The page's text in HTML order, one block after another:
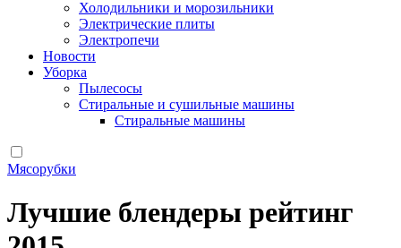
Холодильники и морозильники
Электрические плиты
Электропечи
Новости
Уборка
Пылесосы
Стиральные и сушильные машины
Стиральные машины
Мясорубки
Лучшие блендеры рейтинг